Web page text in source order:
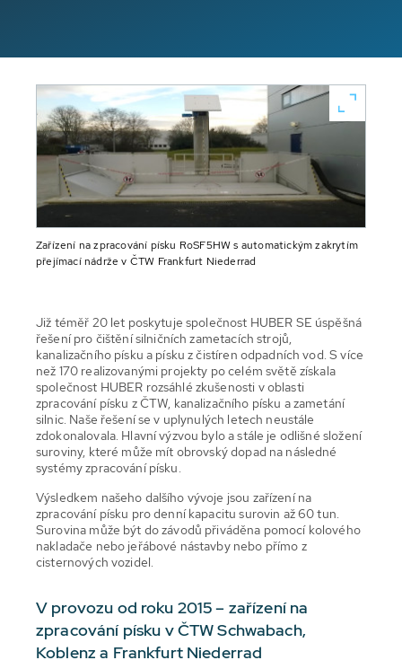
Zařízení na zpracování písku RoSF5HW s automatickým zakrytím
přejímací nádrže v ČTW Frankfurt Niederrad
Již téměř 20 let poskytuje společnost HUBER SE úspěšná
řešení pro čištění silničních zametacích strojů,
kanalizačního písku a písku z čistíren odpadních vod. S více
než 170 realizovanými projekty po celém světě získala
společnost HUBER rozsáhlé zkušenosti v oblasti
zpracování písku z ČTW, kanalizačního písku a zametání
silnic. Naše řešení se v uplynulých letech neustále
zdokonalovala. Hlavní výzvou bylo a stále je odlišné složení
suroviny, které může mít obrovský dopad na následné
systémy zpracování písku.
Výsledkem našeho dalšího vývoje jsou zařízení na
zpracování písku pro denní kapacitu surovin až 60 tun.
Surovina může být do závodů přiváděna pomocí kolového
nakladače nebo jeřábové nástavby nebo přímo z
cisternových vozidel.
V provozu od roku 2015 – zařízení na
zpracování písku v ČTW Schwabach,
Koblenz a Frankfurt Niederrad